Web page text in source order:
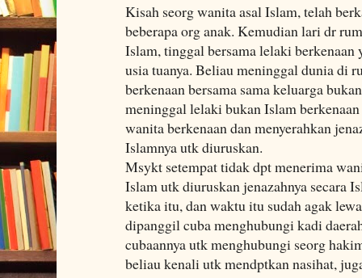
Kisah seorg wanita asal Islam, telah
beberapa org anak. Kemudian lari dr
Islam, tinggal bersama lelaki berkenaan
usia tuanya. Beliau meninggal dunia di
berkenaan bersama sama keluarga
meninggal lelaki bukan Islam
wanita berkenaan dan menyerahkan
Islamnya utk diuruskan.
Msykt setempat tidak dpt menerima
Islam utk diuruskan jenazahnya secara
ketika itu, dan waktu itu sudah agak
dipanggil cuba menghubungi kadi
cubaannya utk menghubungi seorg
beliau kenali utk mendptkan nasihat,